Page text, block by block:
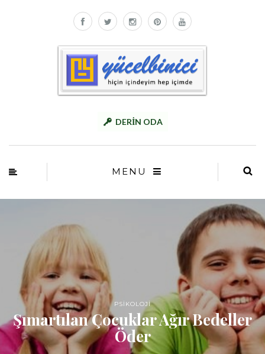
DERİN ODA
MENU
PSİKOLOJİ
Şımartılan Çocuklar Ağır Bedeller
Öder